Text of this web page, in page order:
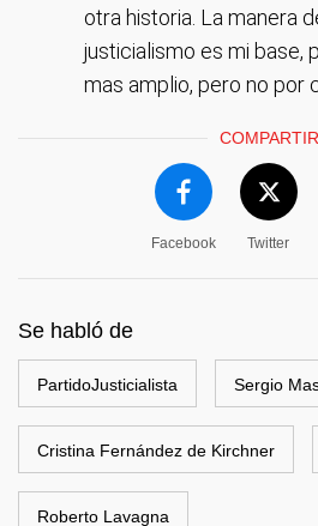
otra historia. La manera
justicialismo es mi base,
mas amplio, pero no por
COMPARTIR
Facebook Twitter
Se habló de
PartidoJusticialista Sergio
Cristina Fernández de Kirchner
Roberto Lavagna